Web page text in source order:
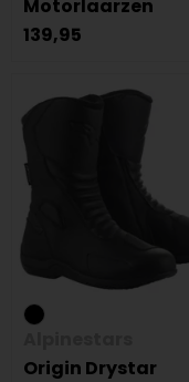
Motorlaarzen
139,95
Origin Drystar